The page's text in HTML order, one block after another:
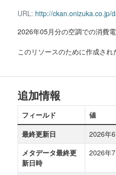
URL: http://ckan.onizuka.co.jp/dataset/b76cc87b-010a-4380-a0a9-67b19edf95ea/
2026年05月分の空調での消費
このリソースのために作成さ
追加情報
フィールド
値
最終更新日
2026年
メタデータ最終更
新日時
2026年